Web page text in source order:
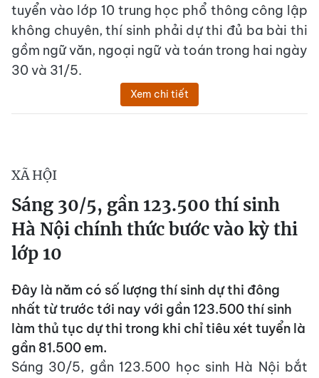
tuyển vào lớp 10 trung học phổ thông công lập
không chuyên, thí sinh phải dự thi đủ ba bài thi
gồm ngữ văn, ngoại ngữ và toán trong hai ngày
30 và 31/5.
Xem chi tiết
XÃ HỘI
Sáng 30/5, gần 123.500 thí sinh
Hà Nội chính thức bước vào kỳ thi
lớp 10
Đây là năm có số lượng thí sinh dự thi đông
nhất từ trước tới nay với gần 123.500 thí sinh
làm thủ tục dự thi trong khi chỉ tiêu xét tuyển là
gần 81.500 em.
Sáng 30/5, gần 123.500 học sinh Hà Nội bắt